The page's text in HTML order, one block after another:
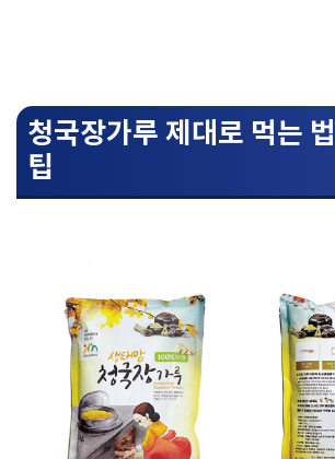
청국장가루 제대로 먹는
팁